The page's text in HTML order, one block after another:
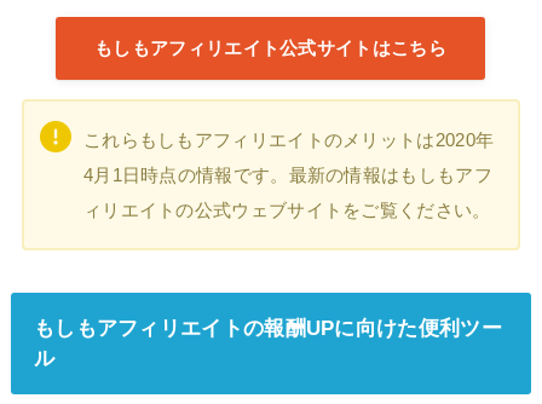
もしもアフィリエイト公式サイトはこちら
これらもしもアフィリエイトのメリットは2020年
4月1日時点の情報です。最新の情報はもしもアフ
ィリエイトの公式ウェブサイトをご覧ください。
もしもアフィリエイトの報酬UPに向けた便利ツー
ル